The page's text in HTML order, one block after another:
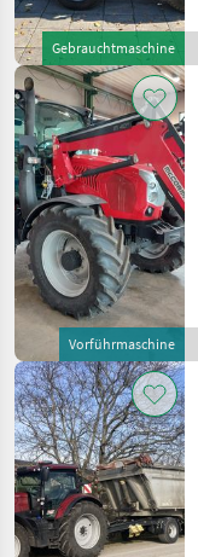
Gebrauchtmaschine
Vorführmaschine